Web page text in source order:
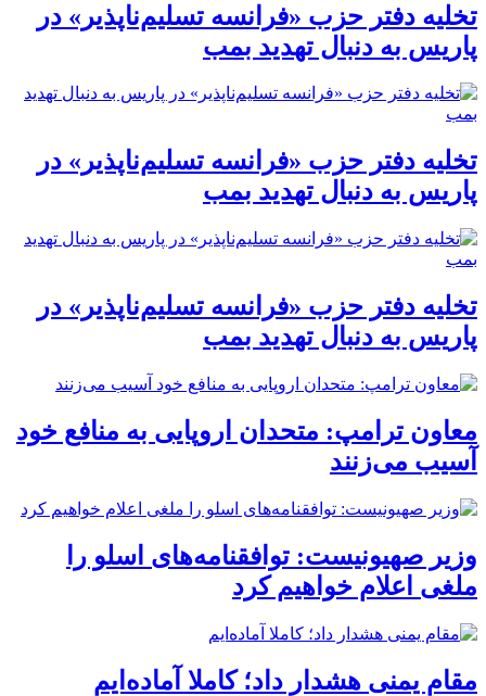
تخلیه دفتر حزب «فرانسه تسلیم‌ناپذیر» در
پاریس به دنبال تهدید بمب
تخلیه دفتر حزب «فرانسه تسلیم‌ناپذیر» در
پاریس به دنبال تهدید بمب
تخلیه دفتر حزب «فرانسه تسلیم‌ناپذیر» در
پاریس به دنبال تهدید بمب
معاون ترامپ: متحدان اروپایی به منافع خود
آسیب می‌زنند
وزیر صهیونیست: توافقنامه‌های اسلو را
ملغی اعلام خواهیم کرد
مقام یمنی هشدار داد؛ کاملا آماده‌ایم